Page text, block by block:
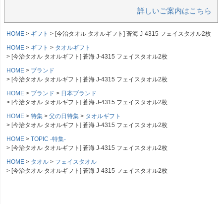
詳しいご案内はこちら
HOME ギフト
[今治タオル タオルギフト] 蒼海 J-4315 フェイスタオル2枚
HOME
ギフト
タオルギフト
[今治タオル タオルギフト] 蒼海 J-4315 フェイスタオル2枚
HOME
ブランド
[今治タオル タオルギフト] 蒼海 J-4315 フェイスタオル2枚
HOME
ブランド
日本ブランド
[今治タオル タオルギフト] 蒼海 J-4315 フェイスタオル2枚
HOME
特集 父の日特集
タオルギフト
[今治タオル タオルギフト] 蒼海 J-4315 フェイスタオル2枚
HOME
TOPIC -特集-
[今治タオル タオルギフト] 蒼海 J-4315 フェイスタオル2枚
HOME
タオル
フェイスタオル
[今治タオル タオルギフト] 蒼海 J-4315 フェイスタオル2枚